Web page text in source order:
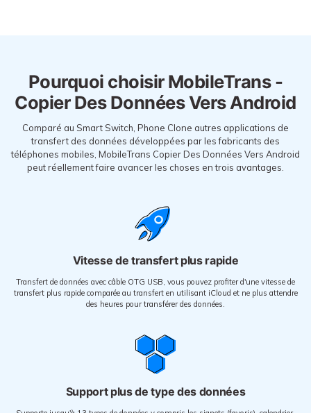
Pourquoi choisir MobileTrans -
Copier Des Données Vers Android
Comparé au Smart Switch, Phone Clone autres applications de
transfert des données développées par les fabricants des
téléphones mobiles, MobileTrans Copier Des Données Vers Android
peut réellement faire avancer les choses en trois avantages.
Vitesse de transfert plus rapide
Transfert de données avec câble OTG USB, vous pouvez profiter d'une vitesse de
transfert plus rapide comparée au transfert en utilisant iCloud et ne plus attendre
des heures pour transférer des données.
Support plus de type des données